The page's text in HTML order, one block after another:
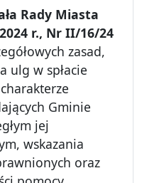
Rady Miasta
r., Nr II/16/24
zasad,
ulg w spłacie
Gminie
jej
wskazania
oraz